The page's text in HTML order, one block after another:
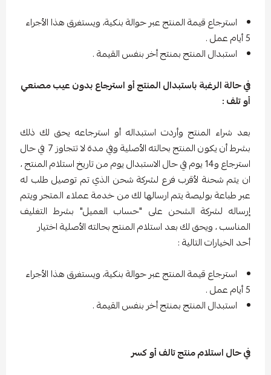
استرجاع قيمة المنتج عبر حوالة بنكية، ويستغرق هذا الأجراء
5 أيام عمل .
استبدال المنتج بمنتج أخر بنفس القيمة .
في حالة الرغبة باستبدال المنتج أو استرجاع بدون عيب مصنعي
أو تلف :
بعد شراء المنتج وأردت استبداله أو استرجاعه يحق لك ذلك
بشرط أن يكون المنتج بحالته الأصلية وفي مدة لا تتجاوز 7 في حال
استرجاع و14 يوم في حال الاستبدال يوم من تاريخ استلام المنتج ،
ان يتم شحنة لأقرب فرع لشركة شحن الذي تم توصيل طلب له
عبر طباعة بوليصة يتم ارسالها لك من خدمة عملاء المتجر ويتم
إرساله لشركة الشحن على "حساب العميل" بشرط التغليف
المناسب ، ويحق لك بعد استلام المنتج بحالته الأصلية اختيار
أحد الخيارات التالية :
استرجاع قيمة المنتج عبر حوالة بنكية، ويستغرق هذا الأجراء
5 أيام عمل .
استبدال المنتج بمنتج أخر بنفس القيمة .
في حال استلام منتج تالف أو كسر